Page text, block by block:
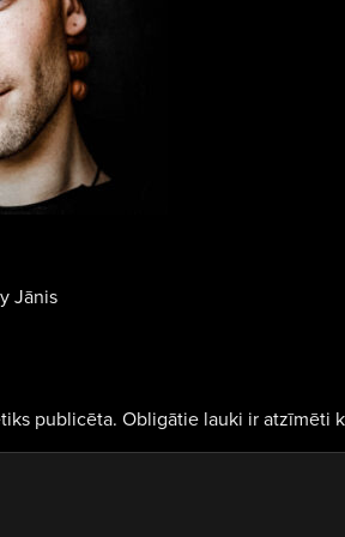
Jānis
publicēta. Obligātie lauki ir atzīmēti